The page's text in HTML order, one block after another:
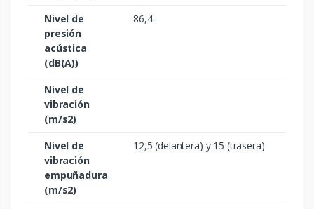
Nivel de
presión
acústica
(dB(A))
86,4
Nivel de
vibración
(m/s2)
Nivel de
vibración
empuñadura
(m/s2)
12,5 (delantera) y 15 (trasera)